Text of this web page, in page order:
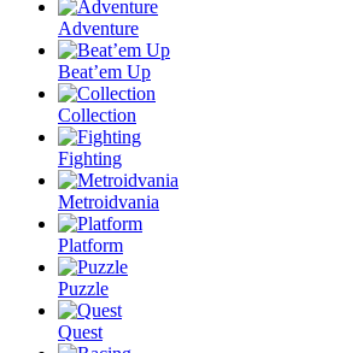
Adventure
Beat’em Up
Collection
Fighting
Metroidvania
Platform
Puzzle
Quest